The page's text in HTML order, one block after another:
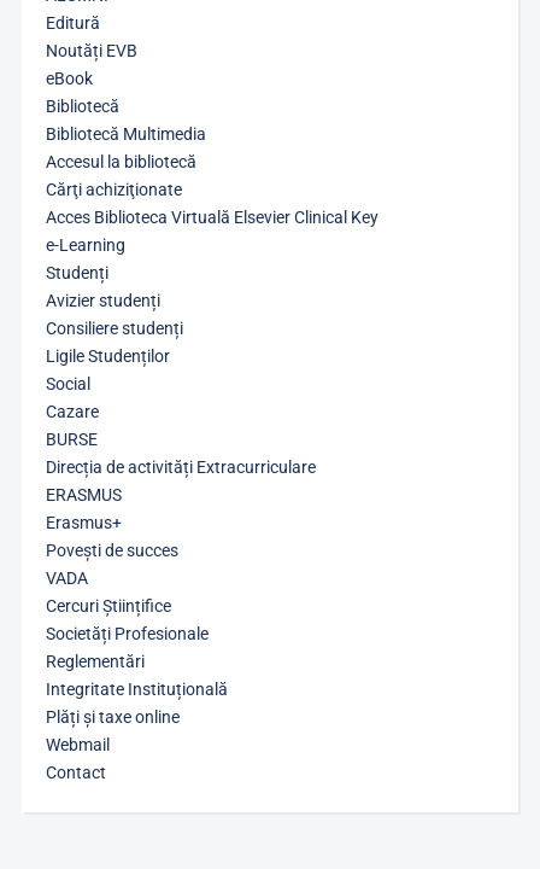
Editură
Noutăți EVB
eBook
Bibliotecă
Bibliotecă Multimedia
Accesul la bibliotecă
Cărţi achiziţionate
Acces Biblioteca Virtuală Elsevier Clinical Key
e-Learning
Studenți
Avizier studenți
Consiliere studenți
Ligile Studenților
Social
Cazare
BURSE
Direcția de activități Extracurriculare
ERASMUS
Erasmus+
Povești de succes
VADA
Cercuri Științifice
Societăți Profesionale
Reglementări
Integritate Instituțională
Plăți și taxe online
Webmail
Contact